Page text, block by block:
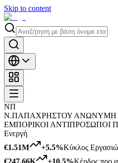
Skip to content
ΝΠ
Ν.ΠΑΠΑΧΡΗΣΤΟΥ ΑΝΩΝΥΜΗ
ΕΜΠΟΡΙΚΟΙ ΑΝΤΙΠΡΟΣΩΠΟΙ
Ενεργή
€1.51M
+5.5%Κύκλος
€247.66K
+10.5%Κέρδος προ